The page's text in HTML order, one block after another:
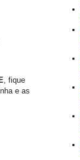
, fique
e as